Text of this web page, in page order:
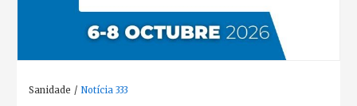
Sanidade Notícia 333